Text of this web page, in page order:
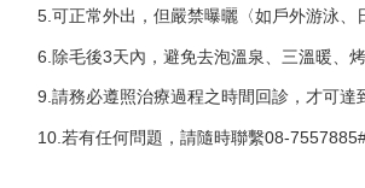
5.可正常外出，但嚴禁曝曬〈如戶外游泳、
6.除毛後3天內，避免去泡溫泉、三溫暖、
9.請務必遵照治療過程之時間回診，才可達
10.若有任何問題，請隨時聯繫08-